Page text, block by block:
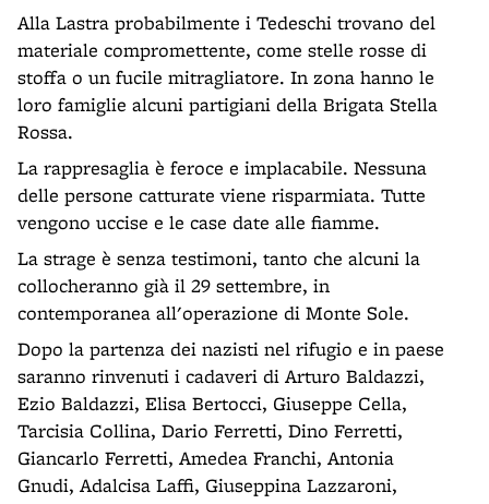
Alla Lastra probabilmente i Tedeschi trovano del
materiale compromettente, come stelle rosse di
stoffa o un fucile mitragliatore. In zona hanno le
loro famiglie alcuni partigiani della Brigata Stella
Rossa.
La rappresaglia è feroce e implacabile. Nessuna
delle persone catturate viene risparmiata. Tutte
vengono uccise e le case date alle fiamme.
La strage è senza testimoni, tanto che alcuni la
collocheranno già il 29 settembre, in
contemporanea all'operazione di Monte Sole.
Dopo la partenza dei nazisti nel rifugio e in paese
saranno rinvenuti i cadaveri di Arturo Baldazzi,
Ezio Baldazzi, Elisa Bertocci, Giuseppe Cella,
Tarcisia Collina, Dario Ferretti, Dino Ferretti,
Giancarlo Ferretti, Amedea Franchi, Antonia
Gnudi, Adalcisa Laffi, Giuseppina Lazzaroni,